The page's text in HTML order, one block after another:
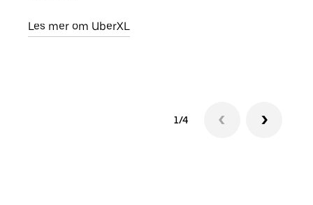
Les mer om UberXL
1/4